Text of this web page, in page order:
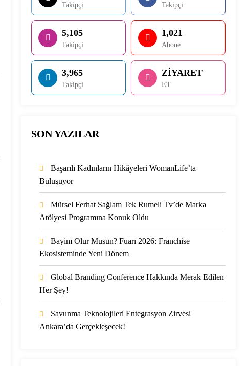
Takipçi Takipçi
5,105
Takipçi
1,021
Abone
3,965
Takipçi
ZİYARET
ET
SON YAZILAR
Başarılı Kadınların Hikâyeleri WomanLife’ta
Buluşuyor
Mürsel Ferhat Sağlam Tek Rumeli Tv’de Marka
Atölyesi Programına Konuk Oldu
Bayim Olur Musun? Fuarı 2026: Franchise
Ekosisteminde Yeni Dönem
Global Branding Conference Hakkında Merak Edilen
Her Şey!
Savunma Teknolojileri Entegrasyon Zirvesi
Ankara’da Gerçekleşecek!